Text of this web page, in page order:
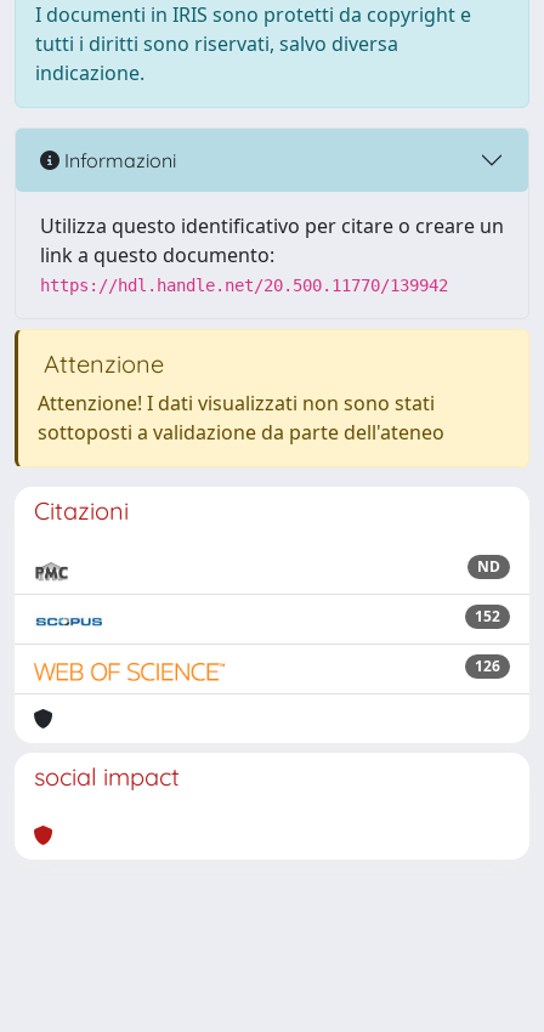
I documenti in IRIS sono protetti da copyright e
tutti i diritti sono riservati, salvo diversa
indicazione.
Informazioni
Utilizza questo identificativo per citare o creare un
link a questo documento:
https://hdl.handle.net/20.500.11770/139942
Attenzione
Attenzione! I dati visualizzati non sono stati
sottoposti a validazione da parte dell'ateneo
Citazioni
ND
152
126
social impact